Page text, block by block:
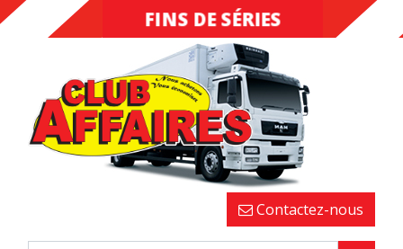
DESTOCKAGE
FINS DE SÉRIES
Contactez-nous